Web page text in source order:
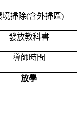
境掃除(含外掃區)
發放教科書
導師時間
放學